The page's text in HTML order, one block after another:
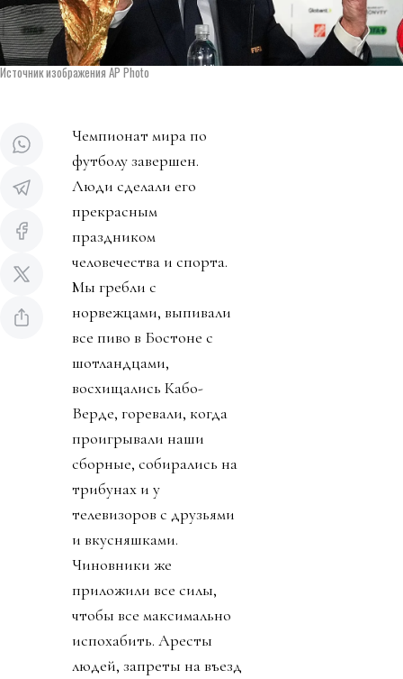
Источник изображения AP Photo
Чемпионат мира по
футболу завершен.
Люди сделали его
прекрасным
праздником
человечества и спорта.
Мы гребли с
норвежцами, выпивали
все пиво в Бостоне с
шотландцами,
восхищались Кабо-
Верде, горевали, когда
проигрывали наши
сборные, собирались на
трибунах и у
телевизоров с друзьями
и вкусняшками.
Чиновники же
приложили все силы,
чтобы все максимально
испохабить. Аресты
людей, запреты на въезд